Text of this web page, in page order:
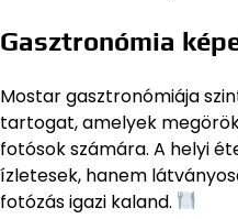
Gasztronómia
Mostar gasztronómiája
tartogat, amelyek
fotósok számára. A helyi
ízletesek, hanem
fotózás igazi kaland.